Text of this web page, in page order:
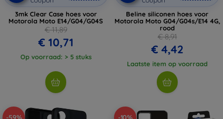
3mk Clear Case hoes voor
Motorola Moto E14/G04/G04S
€ 11,89
€ 10,71
Op voorraad: > 5 stuks
Beline siliconen hoes voor
Motorola Moto G04/G04s/E14 4G,
rood
€ 8,91
€ 4,42
Laatste item op voorraad